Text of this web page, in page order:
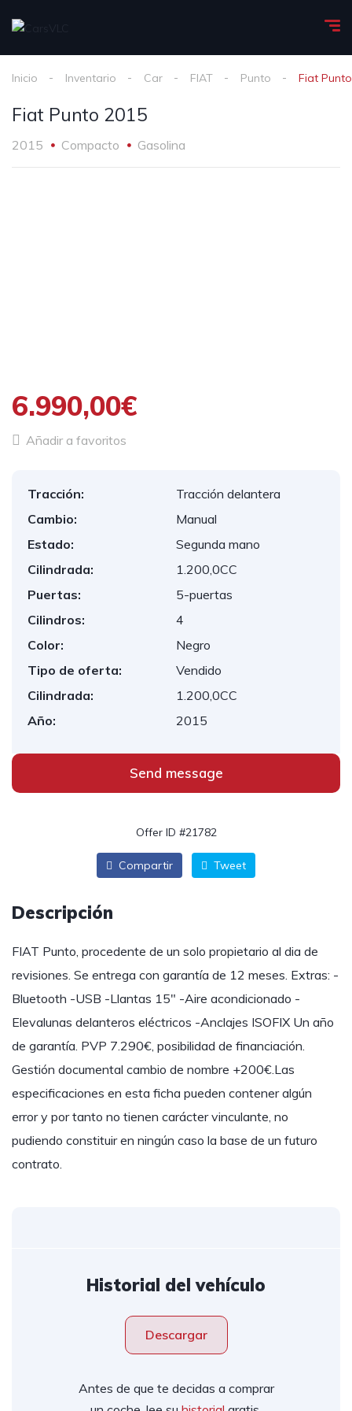
Inicio Inventario Car FIAT Punto Fiat
Fiat Punto 2015
2015 Compacto Gasolina
6.990,00€
Añadir a favoritos
Tracción:
Tracción delantera
Cambio:
Manual
Estado:
Segunda mano
Cilindrada:
1.200,0CC
Puertas:
5-puertas
Cilindros:
4
Color:
Negro
Tipo de oferta:
Vendido
Cilindrada:
1.200,0CC
Año:
2015
Send message
Offer ID #21782
Compartir Tweet
Descripción
FIAT Punto, procedente de un solo propietario al dia de
revisiones. Se entrega con garantía de 12 meses. Extras: -
Bluetooth -USB -Llantas 15″ -Aire acondicionado -
Elevalunas delanteros eléctricos -Anclajes ISOFIX Un año
de garantía. PVP 7.290€, posibilidad de financiación.
Gestión documental cambio de nombre +200€.Las
especificaciones en esta ficha pueden contener algún
error y por tanto no tienen carácter vinculante, no
pudiendo constituir en ningún caso la base de un futuro
contrato.
Historial del vehículo
Descargar
Antes de que te decidas a comprar